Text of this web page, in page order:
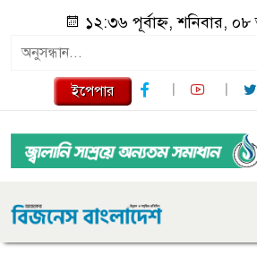
১২:৩৬ পূর্বাহ্ন, শনিবার,
ইপেপার